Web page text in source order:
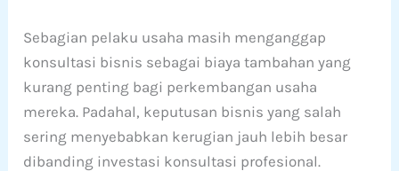
Sebagian pelaku usaha masih menganggap
konsultasi bisnis sebagai biaya tambahan yang
kurang penting bagi perkembangan usaha
mereka. Padahal, keputusan bisnis yang salah
sering menyebabkan kerugian jauh lebih besar
dibanding investasi konsultasi profesional.